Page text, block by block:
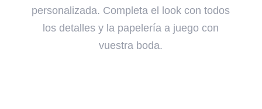
personalizada. Completa el look con todos
los detalles y la papelería a juego con
vuestra boda.